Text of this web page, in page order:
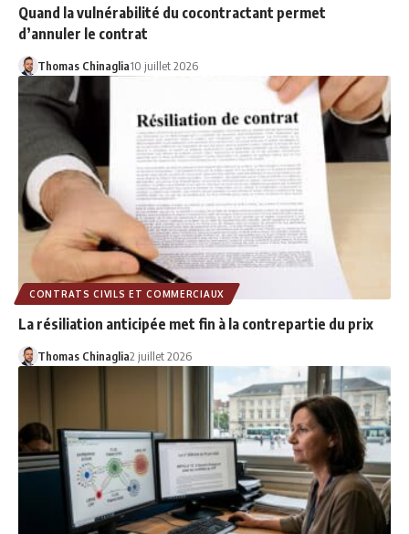
Quand la vulnérabilité du cocontractant permet
d’annuler le contrat
Thomas Chinaglia10 juillet 2026
CONTRATS CIVILS ET COMMERCIAUX
La résiliation anticipée met fin à la contrepartie du prix
Thomas Chinaglia2 juillet 2026